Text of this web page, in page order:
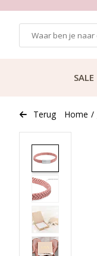
SALE
Terug Home /